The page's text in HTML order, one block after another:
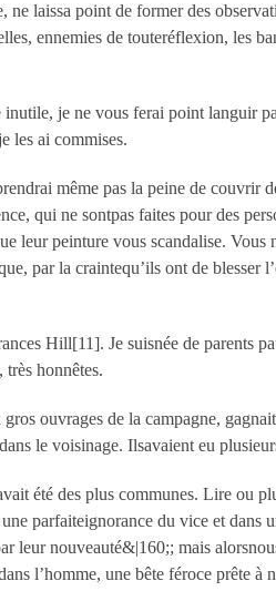
laissa point de former des
ennemies de touteréflexion, les
je ne vous ferai point languir
les ai commises.
même pas la peine de couvrir
qui ne sontpas faites pour des
leur peinture vous scandalise.
par la craintequ’ils ont de
Hill[11]. Je suisnée de parents
très honnêtes.
ouvrages de la campagne,
le voisinage. Ilsavaient eu
été des plus communes. Lire ou
parfaiteignorance du vice et dans
leur nouveauté&|160;; mais
l’homme, une bête féroce prête à